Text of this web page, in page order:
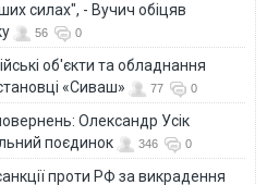
силах", - Вучич обіцяв
56 0
об'єкти та обладнання
«Сиваш»
77 0
Олександр Усік
поєдинок
346 0
проти РФ за викрадення